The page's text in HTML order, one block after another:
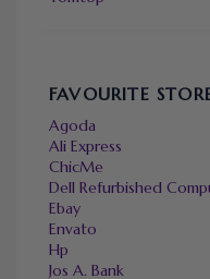
FAVOURITE
Agoda
Ali Express
ChicMe
Dell Refurbished
Ebay
Envato
Hp
Jos A. Bank